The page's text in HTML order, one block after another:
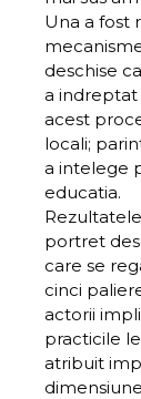
Una a fost
deschise
a
acest
locali;
a intelege
educatia.
portret
care se
cinci
actorii
practicile
atribuit